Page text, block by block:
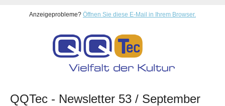
Anzeigeprobleme? Öffnen Sie diese E-Mail in Ihrem Browser.
QQTec - Newsletter 53 / September